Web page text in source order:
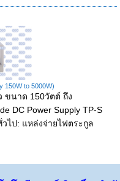
150W to 5000W)
ขนาด 150วัตต์ ถึง
DC Power Supply TP-S
วไป: แหล่งจ่ายไฟตระกูล